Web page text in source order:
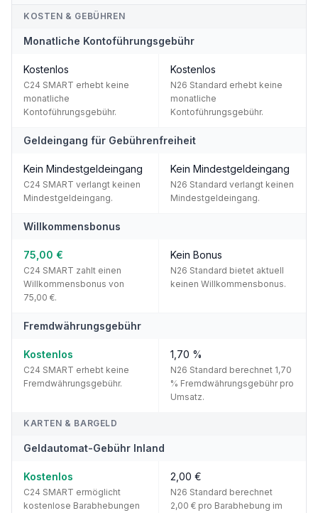
KOSTEN & GEBÜHREN
Monatliche Kontoführungsgebühr
Kostenlos
C24 SMART erhebt keine
monatliche
Kontoführungsgebühr.
Kostenlos
N26 Standard erhebt keine
monatliche
Kontoführungsgebühr.
Geldeingang für Gebührenfreiheit
Kein Mindestgeldeingang
C24 SMART verlangt keinen
Mindestgeldeingang.
Kein Mindestgeldeingang
N26 Standard verlangt keinen
Mindestgeldeingang.
Willkommensbonus
75,00 €
C24 SMART zahlt einen
Willkommensbonus von
75,00 €.
Kein Bonus
N26 Standard bietet aktuell
keinen Willkommensbonus.
Fremdwährungsgebühr
Kostenlos
C24 SMART erhebt keine
Fremdwährungsgebühr.
1,70 %
N26 Standard berechnet 1,70
% Fremdwährungsgebühr pro
Umsatz.
KARTEN & BARGELD
Geldautomat-Gebühr Inland
Kostenlos
C24 SMART ermöglicht
kostenlose Barabhebungen
2,00 €
N26 Standard berechnet
2,00 € pro Barabhebung im